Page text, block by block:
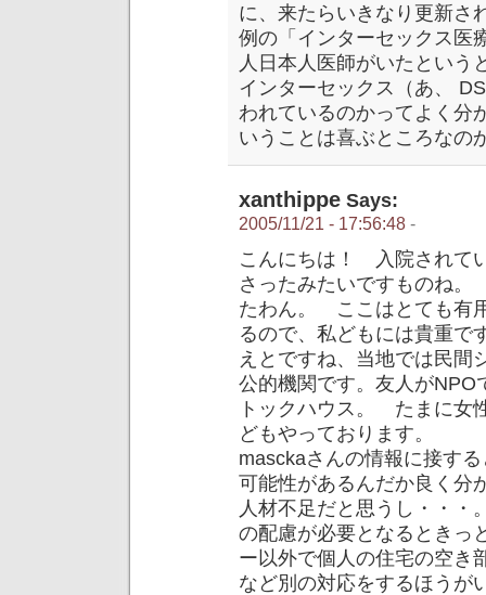
に、来たらいきなり更新さ
例の「インターセックス医
人日本人医師がいたという
インターセックス（あ、
われているのかってよく分
いうことは喜ぶところなの
xanthippe Says:
2005/11/21 - 17:56:48 -
こんにちは！ 入院されて
さったみたいですものね
たわん。 ここはとても有
るので、私どもには貴重で
えとですね、当地では民間
公的機関です。友人がNPO
トックハウス。 たまに女
どもやっております。
masckaさんの情報に接す
可能性があるんだか良く
人材不足だと思うし・・
の配慮が必要となるとき
ー以外で個人の住宅の空き
など別の対応をするほうが